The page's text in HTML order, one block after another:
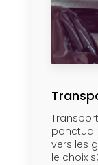
vers les
le choix